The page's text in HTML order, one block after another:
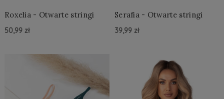
Roxelia - Otwarte stringi
50,99 zł
Do Koszyka »
Serafia - Otwarte stringi
39,99 zł